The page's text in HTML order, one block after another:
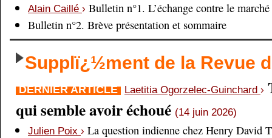
Alain Caillé › Bulletin n°1. L’échange contre le marché
Bulletin n°2. Brève présentation et sommaire
Supplï¿½ment de la Revue
DERNIER ARTICLE Laetitia Ogorzelec-Guinchard ›
qui semble avoir échoué (14 juin 2026)
Julien Poix › La question indienne chez Henry David